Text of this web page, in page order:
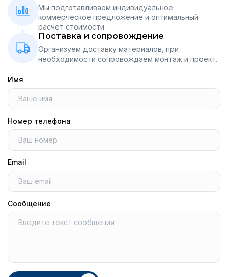
Мы подготавливаем индивидуальное
коммерческое предложение и оптимальный
расчет стоимости.
Поставка и сопровождение
Организуем доставку материалов, при
необходимости сопровождаем монтаж и проект.
Имя
Номер телефона
Email
Сообщение